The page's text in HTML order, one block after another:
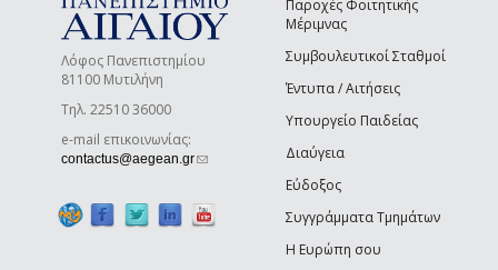
Λόφος Πανεπιστημίου
81100 Μυτιλήνη
Τηλ. 22510 36000
e-mail επικοινωνίας:
contactus@aegean.gr(link sends e-mail)
Παροχές Φοιτητικής
Μέριμνας
Συμβουλευτικοί Σταθμοί
Έντυπα / Αιτήσεις
Υπουργείο Παιδείας
Διαύγεια
Εύδοξος
Συγγράμματα Τμημάτων
Η Ευρώπη σου